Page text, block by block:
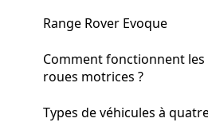
Range Rover Evoque
Comment fonctionnent les
roues motrices ?
Types de véhicules à